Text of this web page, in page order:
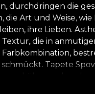
durchdringen die
die Art und Weise,
ihre Lieben.
die in
Tapete
und das Mythische